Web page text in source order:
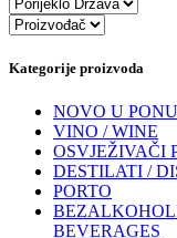
Kategorije proizvoda
NOVO U
VINO / WINE
OSVJEŽIVAČI
DESTILATI /
PORTO
BEVERAGES